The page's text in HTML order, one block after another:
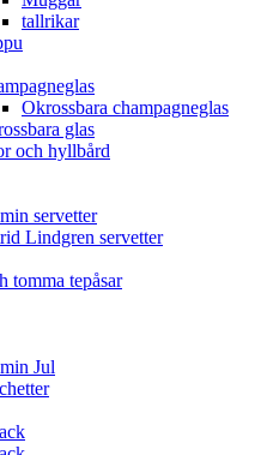
tallrikar
Okrossbara champagneglas
glas
och hyllbård
servetter
Lindgren servetter
tomma tepåsar
Jul